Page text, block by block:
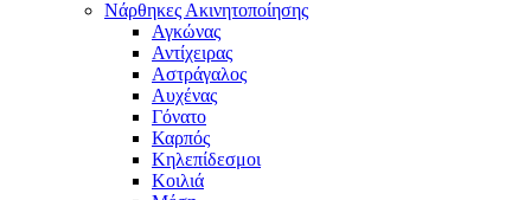
Νάρθηκες Ακινητοποίησης
Αγκώνας
Αντίχειρας
Αστράγαλος
Αυχένας
Γόνατο
Καρπός
Κηλεπίδεσμοι
Κοιλιά